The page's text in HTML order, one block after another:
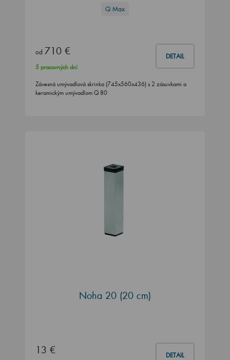
Q Max
od 710 € DETAIL
5 pracovných dní
Závesná umývadlová skrinka (745x560x436) s 2 zásuvkami a
keramickým umývadlom Q 80
Noha 20 (20 cm)
13 € DETAIL